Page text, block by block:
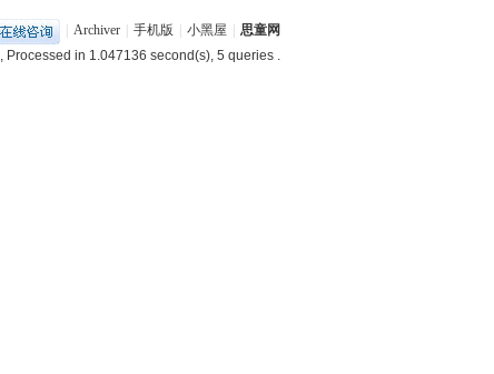
Archiver 手机版 小黑屋
思童网
, Processed in 1.047136 second(s), 5 queries .